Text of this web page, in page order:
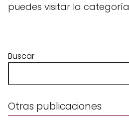
puedes visitar la categoría
Buscar
Otras publicaciones